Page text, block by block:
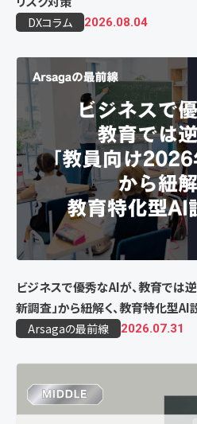
DXコラム 2026.08.04
ビジネスで優秀なAIが、教育では
新調査」から紐解く、教育特化型
Arsagaの最前線 2026.07.31